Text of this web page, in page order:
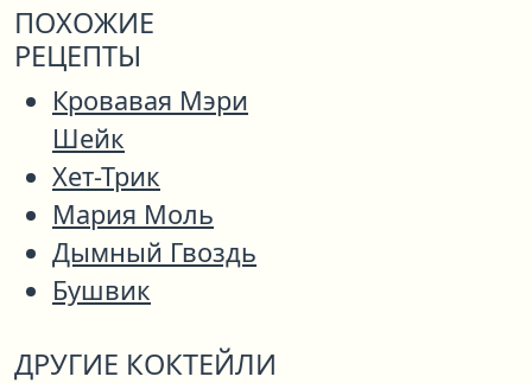
ПОХОЖИЕ
РЕЦЕПТЫ
Кровавая Мэри
Шейк
Хет-Трик
Мария Моль
Дымный Гвоздь
Бушвик
ДРУГИЕ КОКТЕЙЛИ